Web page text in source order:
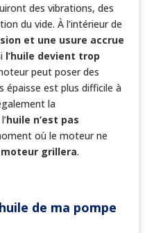
des vibrations, des
du vide. À l’intérieur de
et une usure accrue
l’huile devient trop
peut poser des
épaisse est plus difficile à
la
huile n’est pas
où le moteur ne
moteur grillera.
de ma pompe